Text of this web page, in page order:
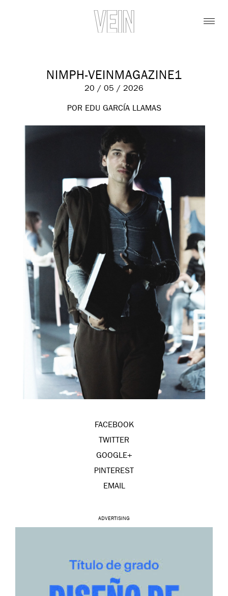
NIMPH-VEINMAGAZINE1
20 / 05 / 2026
POR EDU GARCÍA LLAMAS
FACEBOOK
TWITTER
GOOGLE+
PINTEREST
EMAIL
ADVERTISING